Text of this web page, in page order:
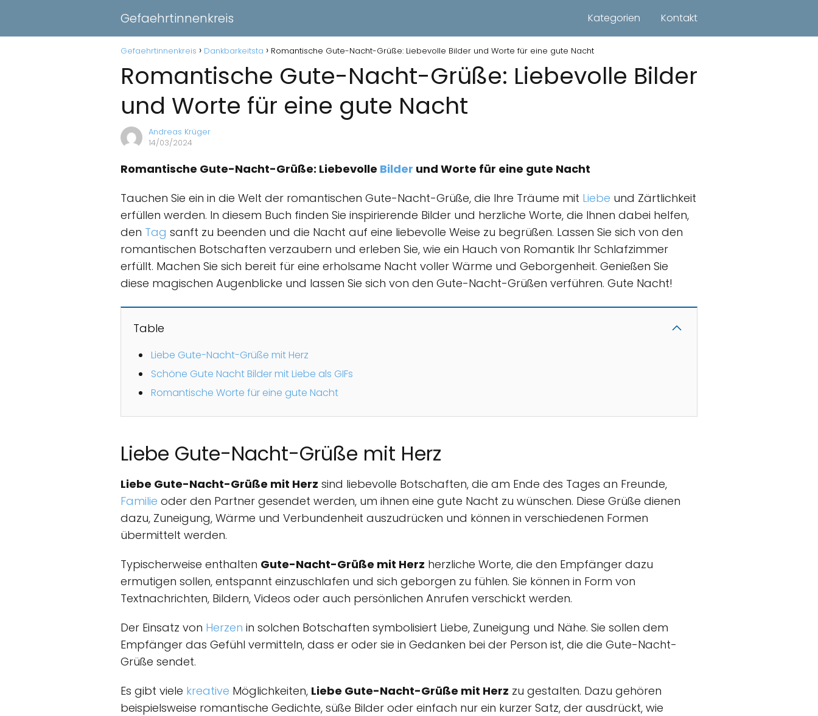
Gefaehrtinnenkreis Kategorien Kontakt
Gefaehrtinnenkreis Dankbarkeitsta Romantische Gute-Nacht-Grüße: Liebevolle Bilder und Worte für eine gute Nacht
Romantische Gute-Nacht-Grüße: Liebevolle Bilder
und Worte für eine gute Nacht
Andreas Krüger
14/03/2024
Romantische Gute-Nacht-Grüße: Liebevolle Bilder und Worte für eine gute Nacht
Tauchen Sie ein in die Welt der romantischen Gute-Nacht-Grüße, die Ihre Träume mit Liebe und Zärtlichkeit
erfüllen werden. In diesem Buch finden Sie inspirierende Bilder und herzliche Worte, die Ihnen dabei helfen,
den Tag sanft zu beenden und die Nacht auf eine liebevolle Weise zu begrüßen. Lassen Sie sich von den
romantischen Botschaften verzaubern und erleben Sie, wie ein Hauch von Romantik Ihr Schlafzimmer
erfüllt. Machen Sie sich bereit für eine erholsame Nacht voller Wärme und Geborgenheit. Genießen Sie
diese magischen Augenblicke und lassen Sie sich von den Gute-Nacht-Grüßen verführen. Gute Nacht!
Table
Liebe Gute-Nacht-Grüße mit Herz
Schöne Gute Nacht Bilder mit Liebe als GIFs
Romantische Worte für eine gute Nacht
Liebe Gute-Nacht-Grüße mit Herz
Liebe Gute-Nacht-Grüße mit Herz sind liebevolle Botschaften, die am Ende des Tages an Freunde,
Familie oder den Partner gesendet werden, um ihnen eine gute Nacht zu wünschen. Diese Grüße dienen
dazu, Zuneigung, Wärme und Verbundenheit auszudrücken und können in verschiedenen Formen
übermittelt werden.
Typischerweise enthalten Gute-Nacht-Grüße mit Herz herzliche Worte, die den Empfänger dazu
ermutigen sollen, entspannt einzuschlafen und sich geborgen zu fühlen. Sie können in Form von
Textnachrichten, Bildern, Videos oder auch persönlichen Anrufen verschickt werden.
Der Einsatz von Herzen in solchen Botschaften symbolisiert Liebe, Zuneigung und Nähe. Sie sollen dem
Empfänger das Gefühl vermitteln, dass er oder sie in Gedanken bei der Person ist, die die Gute-Nacht-
Grüße sendet.
Es gibt viele kreative Möglichkeiten, Liebe Gute-Nacht-Grüße mit Herz zu gestalten. Dazu gehören
beispielsweise romantische Gedichte, süße Bilder oder einfach nur ein kurzer Satz, der ausdrückt, wie